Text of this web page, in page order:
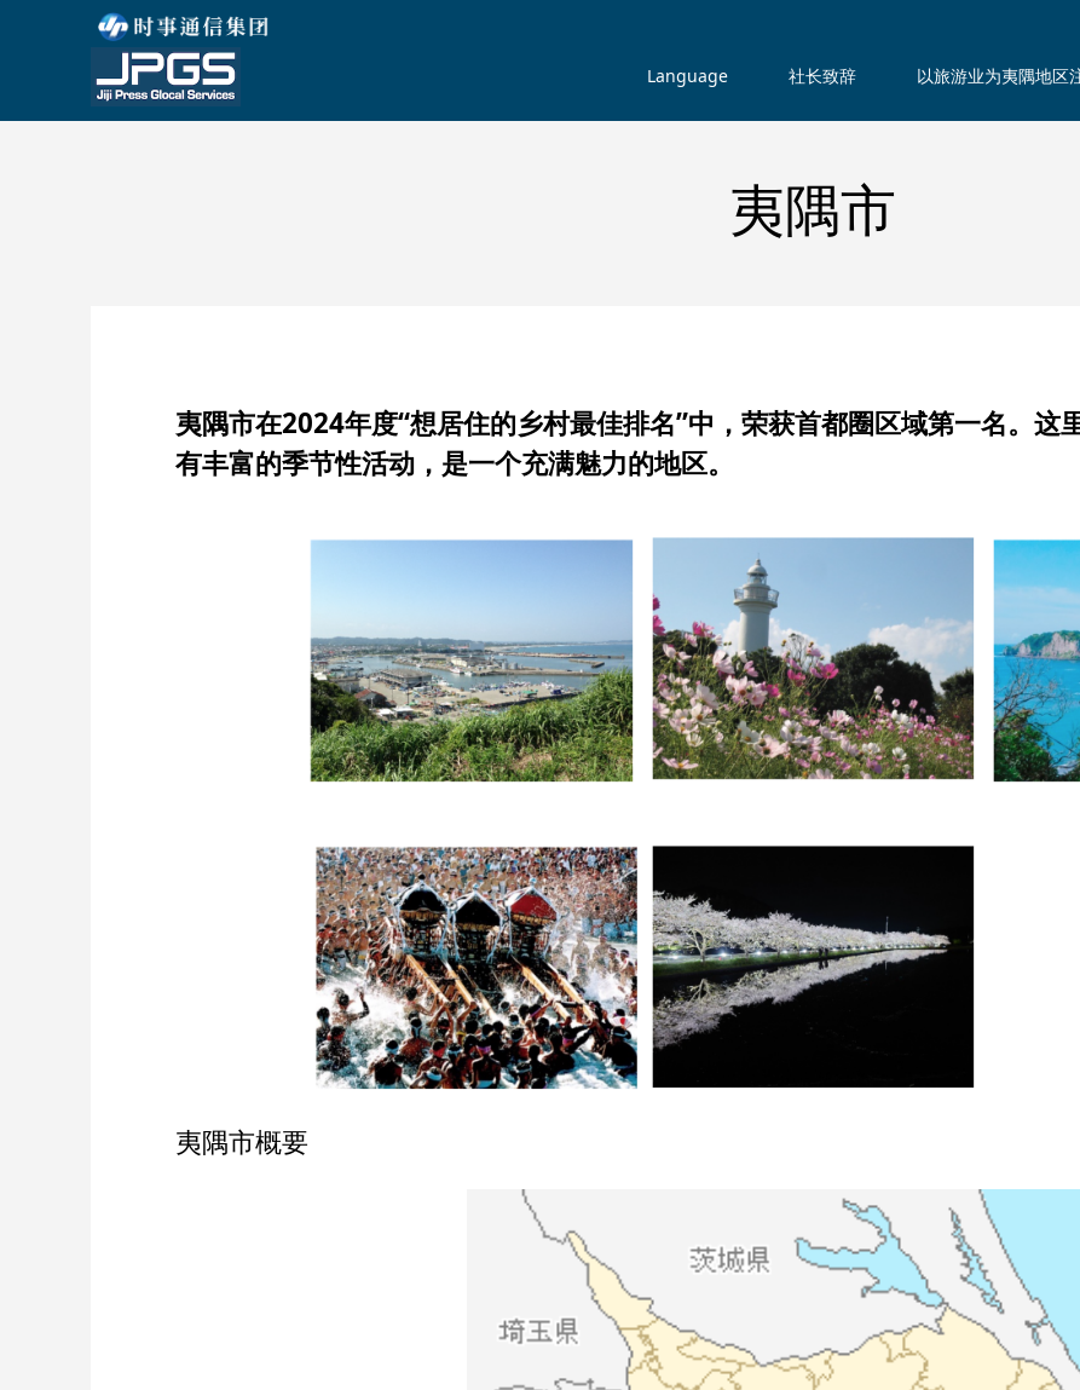
Language 社长致辞 以旅游业为夷隅地区
夷隅市
夷隅市在2024年度“想居住的乡村最佳排名”中，荣获首都圈区域第一名。这
有丰富的季节性活动，是一个充满魅力的地区。
夷隅市概要